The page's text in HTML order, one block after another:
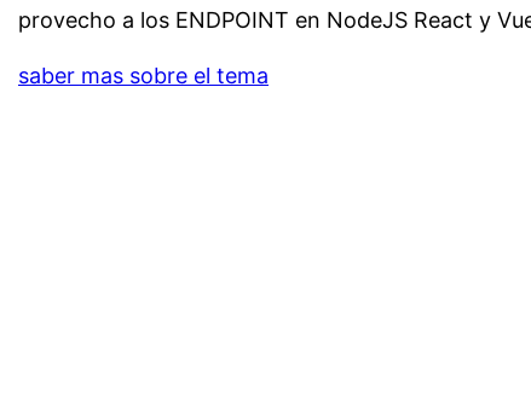
provecho a los ENDPOINT en NodeJS React y
saber mas sobre el tema